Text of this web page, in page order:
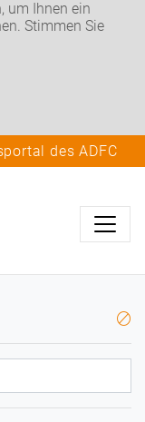
um Ihnen ein
Stimmen Sie
des ADFC